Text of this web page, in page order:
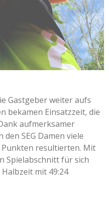
Gastgeber weiter aufs
bekamen Einsatzzeit, die
aufmerksamer
SEG Damen viele
resultierten. Mit
Spielabschnitt für sich
mit 49:24